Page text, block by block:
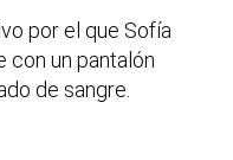
por el que Sofía
con un pantalón
de sangre.